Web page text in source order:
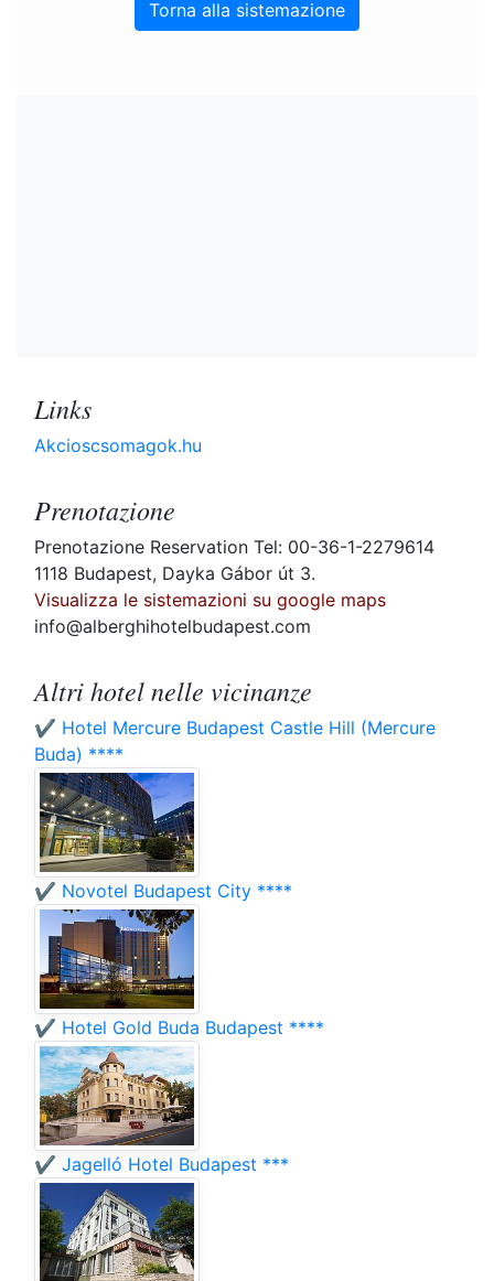
Torna alla sistemazione
Links
Akcioscsomagok.hu
Prenotazione
Prenotazione Reservation Tel: 00-36-1-2279614
1118 Budapest, Dayka Gábor út 3.
Visualizza le sistemazioni su google maps
info@alberghihotelbudapest.com
Altri hotel nelle vicinanze
✔️ Hotel Mercure Budapest Castle Hill (Mercure
Buda) ****
✔️ Novotel Budapest City ****
✔️ Hotel Gold Buda Budapest ****
✔️ Jagelló Hotel Budapest ***